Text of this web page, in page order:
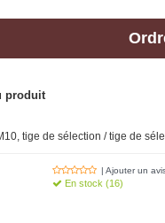
produit
tige de sélection / tige de
| Ajouter un
En stock (16)